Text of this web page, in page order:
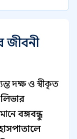
জীবনী
দক্ষ ও স্বীকৃত
বঙ্গবন্ধু